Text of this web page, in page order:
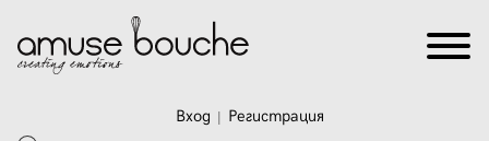
Вход Регистрация